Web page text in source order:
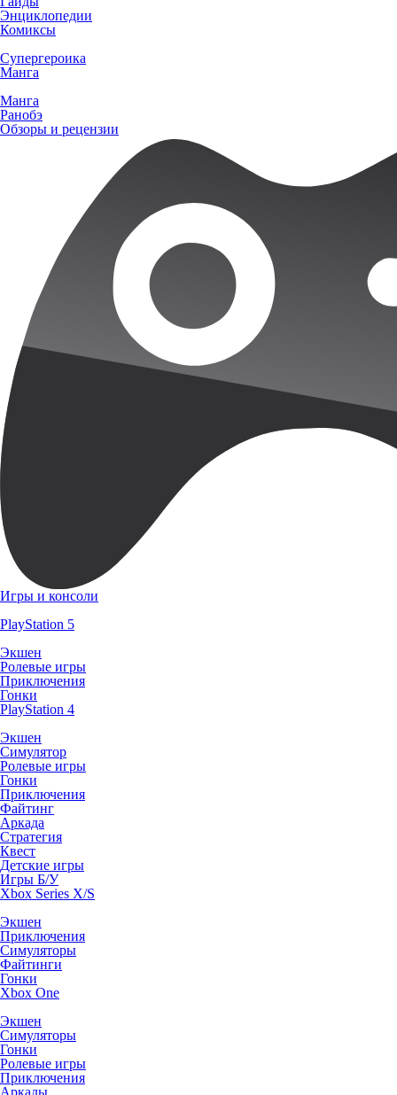
Энциклопедии
Комиксы
Супергероика
Манга
Манга
Ранобэ
Обзоры и рецензии
Игры и консоли
PlayStation 5
Экшен
Ролевые игры
Приключения
Гонки
PlayStation 4
Экшен
Симулятор
Ролевые игры
Гонки
Приключения
Файтинг
Аркада
Стратегия
Квест
Детские игры
Игры Б/У
Xbox Series X/S
Экшен
Приключения
Симуляторы
Файтинги
Гонки
Xbox One
Экшен
Симуляторы
Гонки
Ролевые игры
Приключения
Аркады